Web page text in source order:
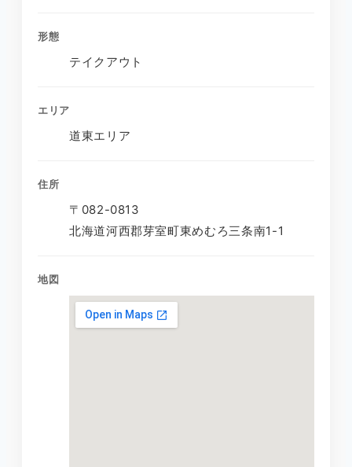
形態
テイクアウト
エリア
道東エリア
住所
〒082-0813
北海道河西郡芽室町東めむろ三条南1-1
地図